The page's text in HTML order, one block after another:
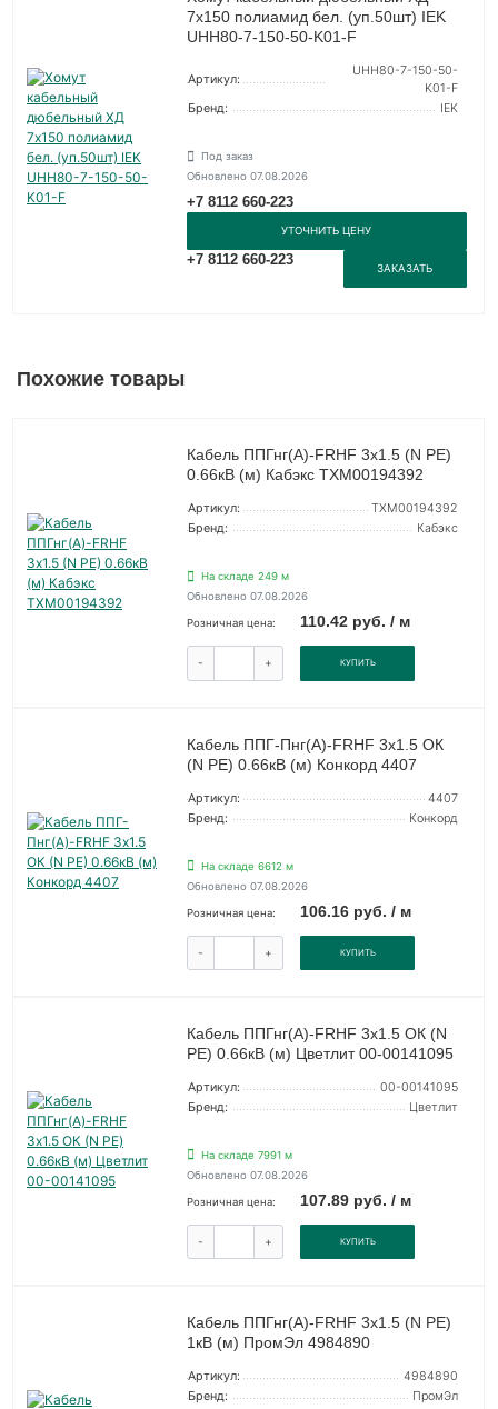
7х150 полиамид бел. (уп.50шт) IEK
UHH80-7-150-50-K01-F
Артикул:
UHH80-7-150-50-
K01-F
Бренд:
IEK
Под заказ
Обновлено 07.08.2026
+7 8112 660-223
УТОЧНИТЬ ЦЕНУ
+7 8112 660-223
ЗАКАЗАТЬ
Похожие товары
Кабель ППГнг(А)-FRHF 3х1.5 (N PE)
0.66кВ (м) Кабэкс ТХМ00194392
Артикул:
ТХМ00194392
Бренд:
Кабэкс
На складе 249 м
Обновлено 07.08.2026
Розничная цена: 110.42 руб. / м
- + КУПИТЬ
Кабель ППГ-Пнг(А)-FRHF 3х1.5 ОК
(N PE) 0.66кВ (м) Конкорд 4407
Артикул:
4407
Бренд:
Конкорд
На складе 6612 м
Обновлено 07.08.2026
Розничная цена: 106.16 руб. / м
- + КУПИТЬ
Кабель ППГнг(А)-FRHF 3х1.5 ОК (N
PE) 0.66кВ (м) Цветлит 00-00141095
Артикул:
00-00141095
Бренд:
Цветлит
На складе 7991 м
Обновлено 07.08.2026
Розничная цена: 107.89 руб. / м
- + КУПИТЬ
Кабель ППГнг(А)-FRHF 3х1.5 (N PE)
1кВ (м) ПромЭл 4984890
Артикул:
4984890
Бренд:
ПромЭл